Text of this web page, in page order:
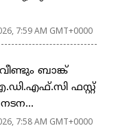
7:59 AM GMT+0000
ബാങ്ക്
ഫസ്റ്റ്
7:58 AM GMT+0000